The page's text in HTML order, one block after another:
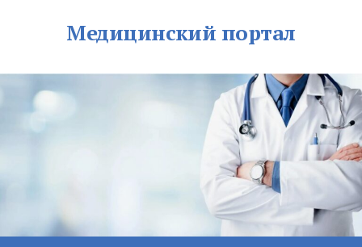
Медицинский портал